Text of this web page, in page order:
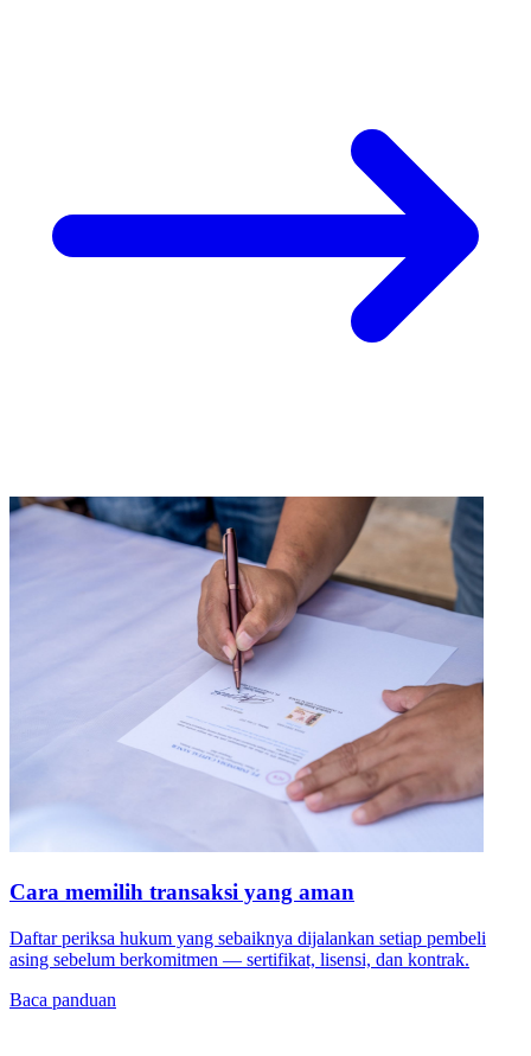
Cara memilih transaksi yang aman
Daftar periksa hukum yang sebaiknya dijalankan setiap pembeli
asing sebelum berkomitmen — sertifikat, lisensi, dan kontrak.
Baca panduan